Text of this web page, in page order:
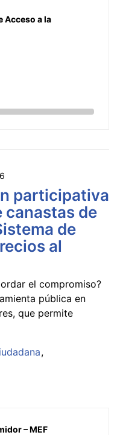
Acceso a la
participativa
canastas de
de
al
el compromiso?
pública en
que permite
– MEF